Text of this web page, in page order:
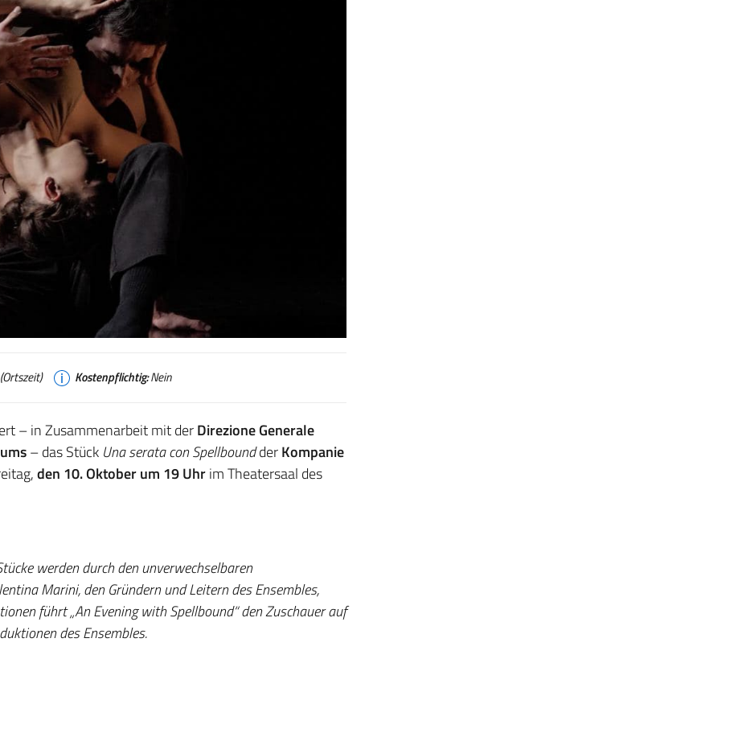
Kostenpflichtig:Nein
– in Zusammenarbeit mit derDirezione Generale
– das Stück Una serata con SpellboundderKompanie
den 10. Oktober um 19 Uhrim Theatersaal des
werden durch den unverwechselbaren
Marini, den Gründern und Leitern des Ensembles,
führt „An Evening with Spellbound“ den Zuschauer auf
des Ensembles.